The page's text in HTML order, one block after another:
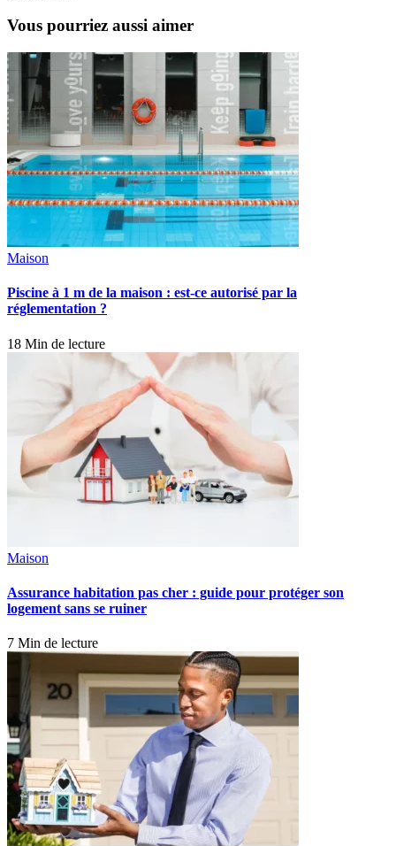
Vous pourriez aussi aimer
Maison
Piscine à 1 m de la maison : est-ce autorisé par la
réglementation ?
18 Min de lecture
Maison
Assurance habitation pas cher : guide pour protéger son
logement sans se ruiner
7 Min de lecture